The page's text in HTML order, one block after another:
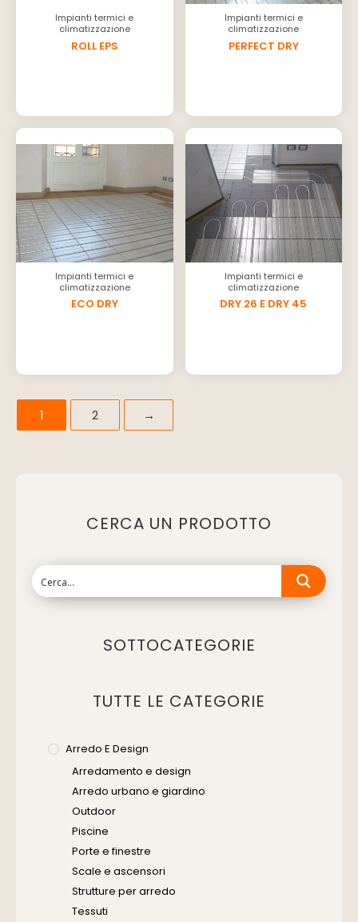
Impianti termici e
climatizzazione
ROLL EPS
Impianti termici e
climatizzazione
PERFECT DRY
Impianti termici e
climatizzazione
ECO DRY
Impianti termici e
climatizzazione
DRY 26 E DRY 45
1 2 →
CERCA UN PRODOTTO
SOTTOCATEGORIE
TUTTE LE CATEGORIE
Arredo E Design
Arredamento e design
Arredo urbano e giardino
Outdoor
Piscine
Porte e finestre
Scale e ascensori
Strutture per arredo
Tessuti